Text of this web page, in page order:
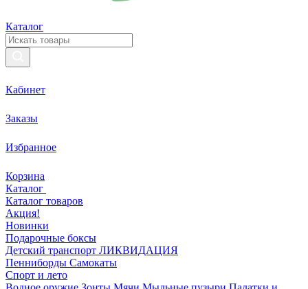
Каталог
Кабинет
Заказы
Избранное
Корзина
Каталог
Каталог товаров
Акция!
Новинки
Подарочные боксы
Детский транспорт ЛИКВИДАЦИЯ
Пенниборды Самокаты
Спорт и лето